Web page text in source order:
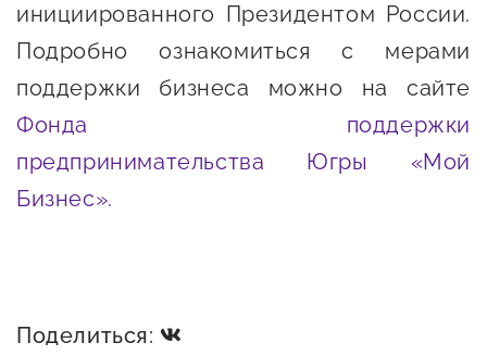
инициированного Президентом России.
Подробно ознакомиться с мерами
поддержки бизнеса можно на сайте
Фонда поддержки
предпринимательства Югры «Мой
Бизнес».
Поделиться: